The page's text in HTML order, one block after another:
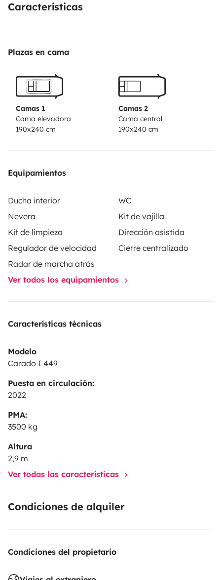
cuisine - Four à gaz - Pour le conducteur espace
(COVID)
Características
Plazas en cama
Camas 1
Cama elevadora
190x240 cm
Camas 2
Cama central
190x240 cm
Equipamientos
Ducha interior
WC
Nevera
Kit de vajilla
Kit de limpieza
Dirección asistida
Regulador de velocidad
Cierre centralizado
Radar de marcha atrás
Ver todos los equipamientos
Características técnicas
Modelo
Carado I 449
Puesta en circulación:
2022
PMA:
3500 kg
Altura
2,9 m
Ver todas las características
Condiciones de alquiler
Condiciones del propietario